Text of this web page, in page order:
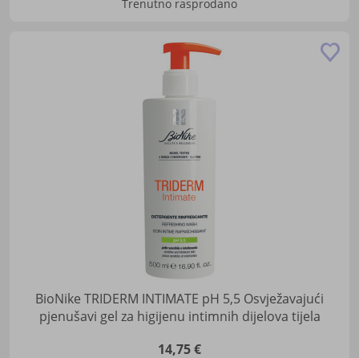
Trenutno rasprodano
BioNike TRIDERM INTIMATE pH 5,5 Osvježavajući
pjenušavi gel za higijenu intimnih dijelova tijela
14,75 €